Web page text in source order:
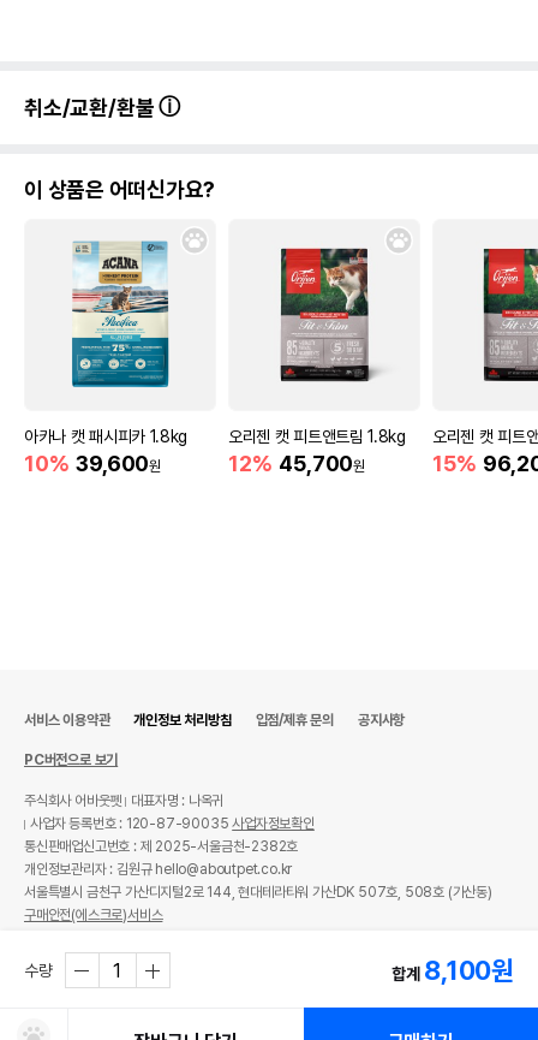
칼슘 0.04%
인
오메가3
오메가6
수분 87%
탄수화물 0%
소포장 단위 35g*6EA
제품 타입
권장 연령 1세 이상
* 브랜드사에서 제공한 정보로 모든 책임은 브랜드사에 있습니다.
* 해당 정보는 브랜드사 사정에 의해 일부 변경될 수 있습니다.
품명 및 모델명
쉬바 미니 파우치 리치 닭가슴살&오션
3가지 셀렉션 35g 6개입
취소/교환/환불
이 상품은 어떠신가요?
아카나 캣 패시피카 1.8kg
10% 39,600원
오리젠 캣 피트앤트림 1.8kg
12% 45,700원
오리젠 캣 피트
15%
수량 합계 8,100원
서비스 이용약관 개인정보 처리방침 입점/제휴 문의 공지사항
PC버전으로 보기
주식회사 어바웃펫
대표자명 : 나옥귀
사업자 등록번호 : 120-87-90035사업자정보확인
통신판매업신고번호 : 제 2025-서울금천-2382호
개인정보관리자 : 김원규 hello@aboutpet.co.kr
서울특별시 금천구 가산디지털2로 144, 현대테라타워 가산DK 507호, 508호 (가산동)
구매안전(에스크로)서비스